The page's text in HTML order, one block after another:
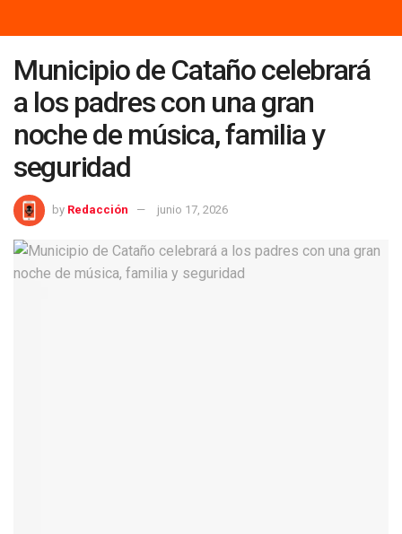
Municipio de Cataño celebrará
a los padres con una gran
noche de música, familia y
seguridad
by Redacción junio 17, 2026